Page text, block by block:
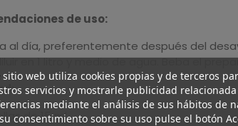
de uso:
al día, preferentemente después del
en 1 litro y medio de agua. Beba el
de 15 ml
sitio web utiliza cookies propias y de terceros
servicios y mostrarle publicidad relacionada
mediante el análisis de sus hábitos de
consentimiento sobre su uso pulse el botón